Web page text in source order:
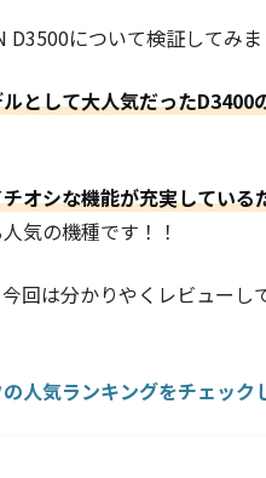
について検証してみま
として大人気だった
オシな機能が充実してい
気の機種です！！
回は分かりやくレビュー
人気ランキングをチェック